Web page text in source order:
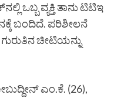
ಒಬ್ಬ ವ್ಯಕ್ತಿ ತಾನು ಟಿಟಿಇ
ಬಂದಿದೆ. ಪರಿಶೀಲನೆ
ಚೀಟಿಯನ್ನು
ಎಂ.ಕೆ. (26),